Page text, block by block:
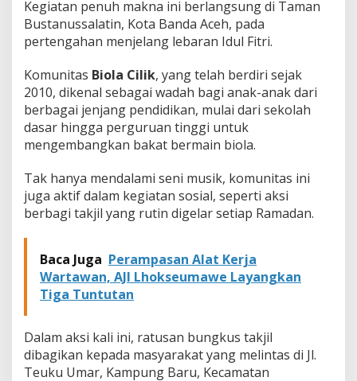
s
i
,
B
r
b
a
i
B
e
r
h
R
a
m
d
a
n
Kegiatan penuh makna ini berlangsung di Taman
Bustanussalatin, Kota Banda Aceh, pada
pertengahan menjelang lebaran Idul Fitri.
Komunitas Biola Cilik, yang telah berdiri sejak
2010, dikenal sebagai wadah bagi anak-anak dari
berbagai jenjang pendidikan, mulai dari sekolah
dasar hingga perguruan tinggi untuk
mengembangkan bakat bermain biola.
Tak hanya mendalami seni musik, komunitas ini
juga aktif dalam kegiatan sosial, seperti aksi
berbagi takjil yang rutin digelar setiap Ramadan.
Baca Juga Perampasan Alat Kerja
Wartawan, AJI Lhokseumawe Layangkan
Tiga Tuntutan
Dalam aksi kali ini, ratusan bungkus takjil
dibagikan kepada masyarakat yang melintas di Jl.
Teuku Umar, Kampung Baru, Kecamatan